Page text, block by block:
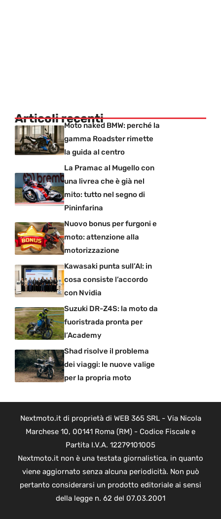
Articoli recentiMoto naked BMW: perché la
gamma Roadster rimette
la guida al centro
La Pramac al Mugello con
una livrea che è già nel
mito: tutto nel segno di
Pininfarina
Nuovo bonus per furgoni e
moto: attenzione alla
motorizzazione
Kawasaki punta sull’AI: in
cosa consiste l’accordo
con Nvidia
Suzuki DR-Z4S: la moto da
fuoristrada pronta per
l’Academy
Shad risolve il problema
dei viaggi: le nuove valige
per la propria moto
Nextmoto.it di proprietà di WEB 365 SRL - Via Nicola
Marchese 10, 00141 Roma (RM) - Codice Fiscale e
Partita I.V.A. 12279101005
Nextmoto.it non è una testata giornalistica, in quanto
viene aggiornato senza alcuna periodicità. Non può
pertanto considerarsi un prodotto editoriale ai sensi
della legge n. 62 del 07.03.2001